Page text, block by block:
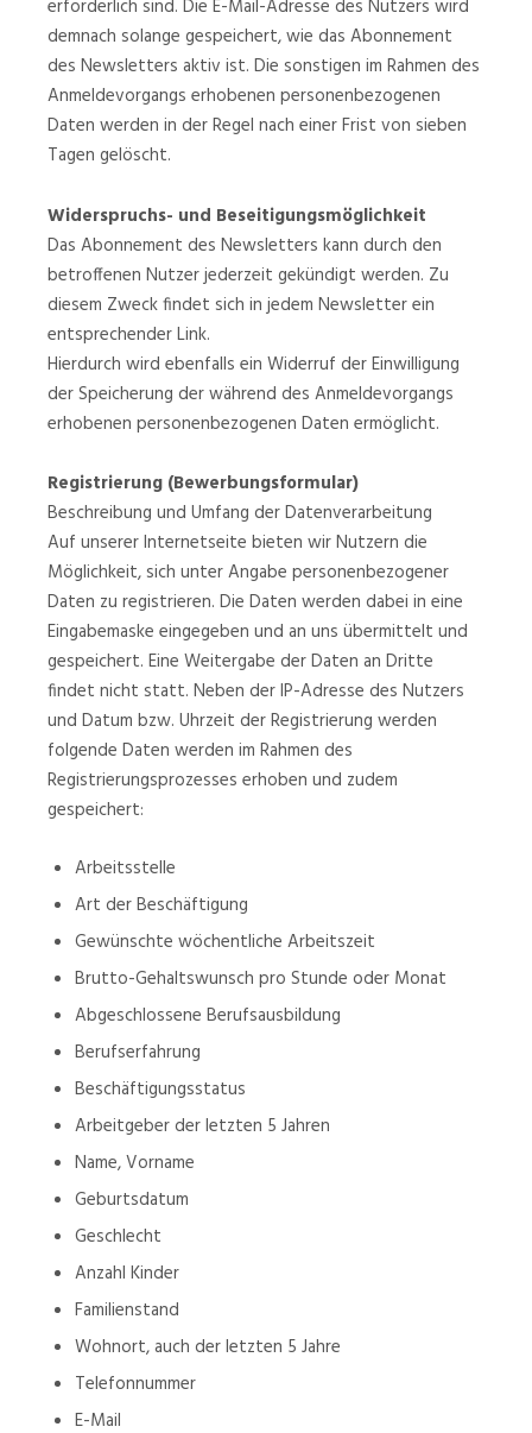
erforderlich sind. Die E-Mail-Adresse des Nutzers wird
demnach solange gespeichert, wie das Abonnement
des Newsletters aktiv ist. Die sonstigen im Rahmen des
Anmeldevorgangs erhobenen personenbezogenen
Daten werden in der Regel nach einer Frist von sieben
Tagen gelöscht.
Widerspruchs- und Beseitigungsmöglichkeit
Das Abonnement des Newsletters kann durch den
betroffenen Nutzer jederzeit gekündigt werden. Zu
diesem Zweck findet sich in jedem Newsletter ein
entsprechender Link.
Hierdurch wird ebenfalls ein Widerruf der Einwilligung
der Speicherung der während des Anmeldevorgangs
erhobenen personenbezogenen Daten ermöglicht.
Registrierung (Bewerbungsformular)
Beschreibung und Umfang der Datenverarbeitung
Auf unserer Internetseite bieten wir Nutzern die
Möglichkeit, sich unter Angabe personenbezogener
Daten zu registrieren. Die Daten werden dabei in eine
Eingabemaske eingegeben und an uns übermittelt und
gespeichert. Eine Weitergabe der Daten an Dritte
findet nicht statt. Neben der IP-Adresse des Nutzers
und Datum bzw. Uhrzeit der Registrierung werden
folgende Daten werden im Rahmen des
Registrierungsprozesses erhoben und zudem
gespeichert:
Arbeitsstelle
Art der Beschäftigung
Gewünschte wöchentliche Arbeitszeit
Brutto-Gehaltswunsch pro Stunde oder Monat
Abgeschlossene Berufsausbildung
Berufserfahrung
Beschäftigungsstatus
Arbeitgeber der letzten 5 Jahren
Name, Vorname
Geburtsdatum
Geschlecht
Anzahl Kinder
Familienstand
Wohnort, auch der letzten 5 Jahre
Telefonnummer
E-Mail